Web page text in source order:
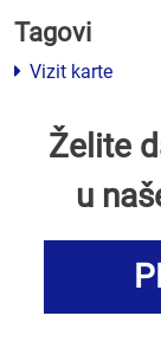
Tagovi
Vizit karte
Želite
u